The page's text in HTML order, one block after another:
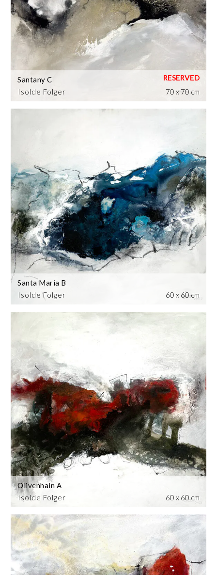
Isolde Folger
Santany C
70 x 70 cm
Isolde Folger
Santa Maria B
60 x 60 cm
Isolde Folger
Olivenhain A
60 x 60 cm